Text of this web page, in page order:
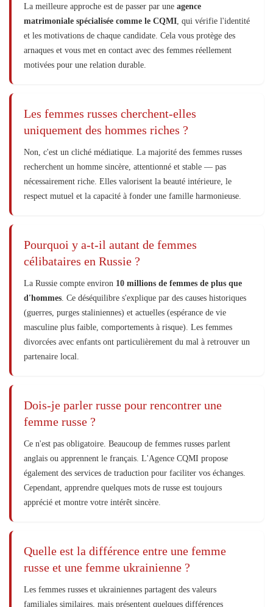
La meilleure approche est de passer par une agence
matrimoniale spécialisée comme le CQMI , qui vérifie l'identité
et les motivations de chaque candidate. Cela vous protège des
arnaques et vous met en contact avec des femmes réellement
motivées pour une relation durable.
Les femmes russes cherchent-elles
uniquement des hommes riches ?
Non, c'est un cliché médiatique. La majorité des femmes russes
recherchent un homme sincère, attentionné et stable — pas
nécessairement riche. Elles valorisent la beauté intérieure, le
respect mutuel et la capacité à fonder une famille harmonieuse.
Pourquoi y a-t-il autant de femmes
célibataires en Russie ?
La Russie compte environ 10 millions de femmes de plus que
d'hommes . Ce déséquilibre s'explique par des causes historiques
(guerres, purges staliniennes) et actuelles (espérance de vie
masculine plus faible, comportements à risque). Les femmes
divorcées avec enfants ont particulièrement du mal à retrouver un
partenaire local.
Dois-je parler russe pour rencontrer une
femme russe ?
Ce n'est pas obligatoire. Beaucoup de femmes russes parlent
anglais ou apprennent le français. L'Agence CQMI propose
également des services de traduction pour faciliter vos échanges.
Cependant, apprendre quelques mots de russe est toujours
apprécié et montre votre intérêt sincère.
Quelle est la différence entre une femme
russe et une femme ukrainienne ?
Les femmes russes et ukrainiennes partagent des valeurs
familiales similaires, mais présentent quelques différences